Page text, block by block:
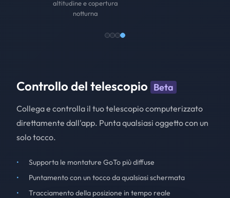
o mattina
Controllo del telescopio Beta
Collega e controlla il tuo telescopio computerizzato
direttamente dall'app. Punta qualsiasi oggetto con un
solo tocco.
Supporta le montature GoTo più diffuse
Puntamento con un tocco da qualsiasi schermata
Tracciamento della posizione in tempo reale